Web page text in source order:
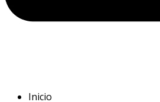
Inicio